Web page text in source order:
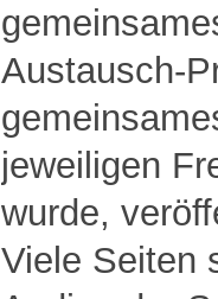
Austausch-
jeweiligen
wurde,
Viele Seiten